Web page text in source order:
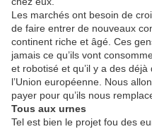
Les marchés ont besoin de
de faire entrer de nouveaux
continent riche et âgé. Ces
jamais ce qu’ils vont
et robotisé et qu’il y a des
l’Union européenne. Nous
payer pour qu’ils nous
Tous aux urnes
Tel est bien le projet fou des